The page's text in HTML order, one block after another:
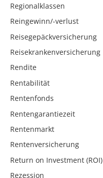
Regionalklassen
Reingewinn/-verlust
Reisegepäckversicherung
Reisekrankenversicherung
Rendite
Rentabilität
Rentenfonds
Rentengarantiezeit
Rentenmarkt
Rentenversicherung
Return on Investment (ROI)
Rezession